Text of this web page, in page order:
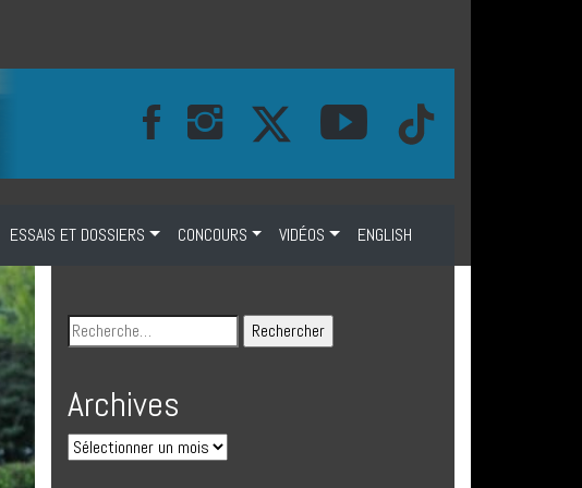
ESSAIS ET DOSSIERS CONCOURS VIDÉOS ENGLISH
Archives